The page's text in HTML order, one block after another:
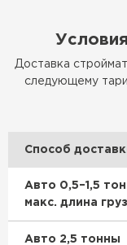
Доставка
следующему
Способ
Авто 0,5–1,5
макс. длина
Авто 2,5 тонны